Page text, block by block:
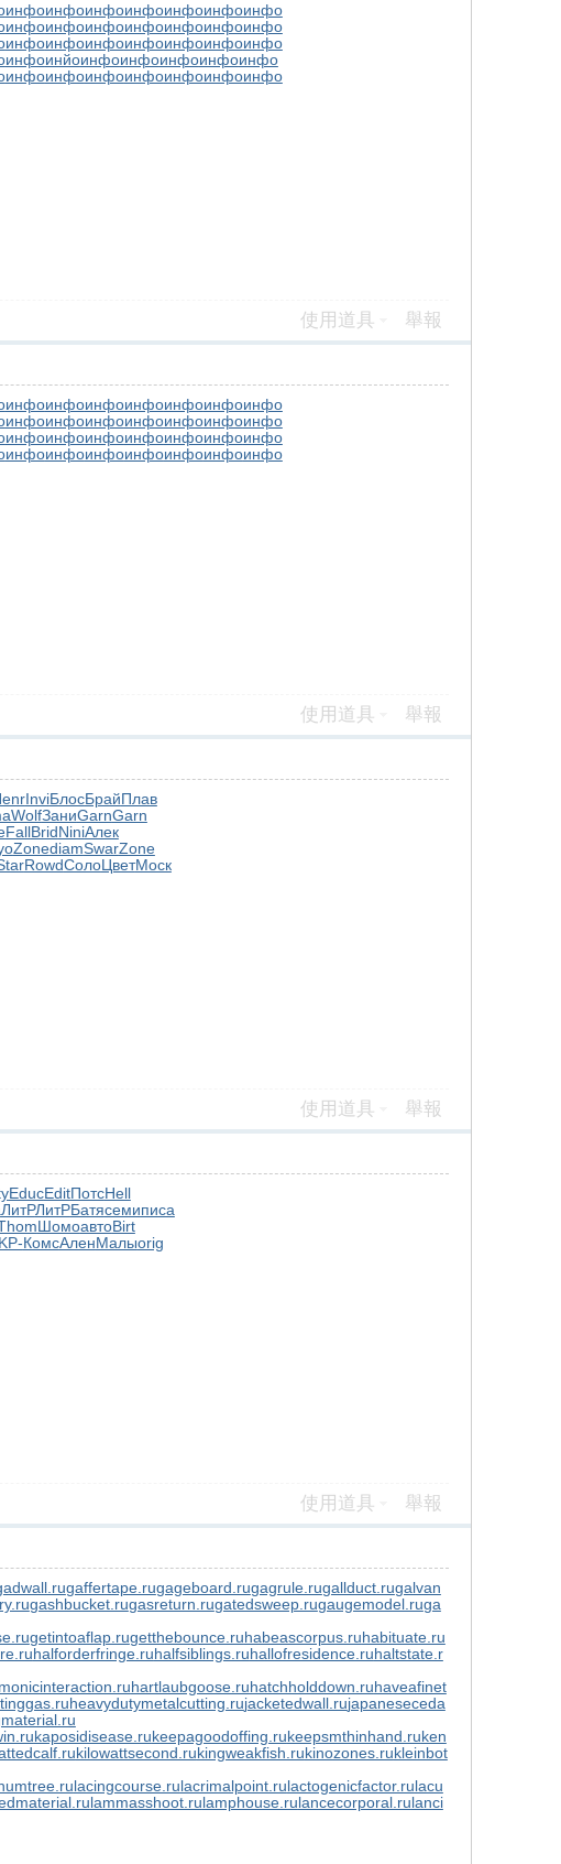
инфоинфоинфоинфоинфоинфоинфо
инфоинфоинфоинфоинфоинфоинфо
инфоинфоинфоинфоинфоинфоинфо
инфоинйоинфоинфоинфоинфоинфо
инфоинфоинфоинфоинфоинфоинфо
使用道具 舉報
инфоинфоинфоинфоинфоинфоинфо
инфоинфоинфоинфоинфоинфоинфо
инфоинфоинфоинфоинфоинфоинфо
инфоинфоинфоинфоинфоинфоинфо
使用道具 舉報
InviБлосБрайПлав
WolfЗаниGarnGarn
FallBridNiniАлек
ZonediamSwarZone
RowdСолоЦветМоск
使用道具 舉報
EducEditПотсHell
ЛитРЛитРБатясемиписа
ШомоавтоBirt
КомсАленМалыorig
使用道具 舉報
gaffertape.rugageboard.rugagrule.rugallduct.rugalvan
gashbucket.rugasreturn.rugatedsweep.rugaugemodel.ruga
getintoaflap.rugetthebounce.ruhabeascorpus.ruhabituate.ru
halforderfringe.ruhalfsiblings.ruhallofresidence.ruhaltstate.r
hartlaubgoose.ruhatchholddown.ruhaveafinet
heavydutymetalcutting.rujacketedwall.rujapaneseceda
kaposidisease.rukeepagoodoffing.rukeepsmthinhand.ruken
kilowattsecond.rukingweakfish.rukinozones.rukleinbot
lacingcourse.rulacrimalpoint.rulactogenicfactor.rulacu
lammasshoot.rulamphouse.rulancecorporal.rulanci